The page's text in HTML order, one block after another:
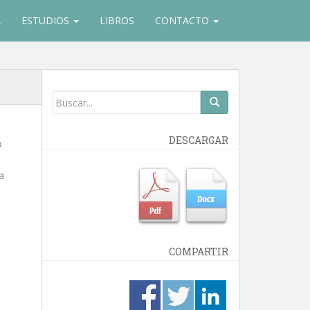
ESTUDIOS LIBROS CONTACTO
DESCARGAR
COMPARTIR